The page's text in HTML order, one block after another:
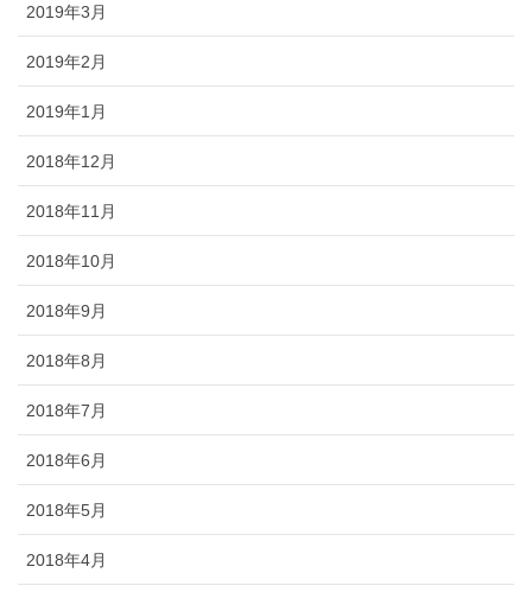
2019年3月
2019年2月
2019年1月
2018年12月
2018年11月
2018年10月
2018年9月
2018年8月
2018年7月
2018年6月
2018年5月
2018年4月